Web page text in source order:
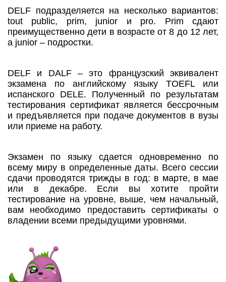
DELF подразделяется на несколько вариантов:
tout public, prim, junior и pro. Prim сдают
преимущественно дети в возрасте от 8 до 12 лет,
а junior – подростки.
DELF и DALF – это французский эквивалент
экзамена по английскому языку TOEFL или
испанского DELE. Полученный по результатам
тестирования сертификат является бессрочным
и предъявляется при подаче документов в вузы
или приеме на работу.
Экзамен по языку сдается одновременно по
всему миру в определенные даты. Всего сессии
сдачи проводятся трижды в год: в марте, в мае
или в декабре. Если вы хотите пройти
тестирование на уровне, выше, чем начальный,
вам необходимо предоставить сертификаты о
владении всеми предыдущими уровнями.